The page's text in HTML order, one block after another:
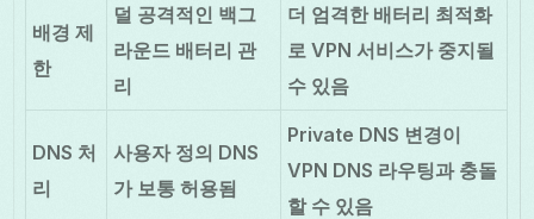
배경 제
한
덜 공격적인 백그
라운드 배터리 관
리
더 엄격한 배터리 최적화
로 VPN 서비스가 중지될
수 있음
DNS 처
리
사용자 정의 DNS
가 보통 허용됨
Private DNS 변경이
VPN DNS 라우팅과 충돌
할 수 있음